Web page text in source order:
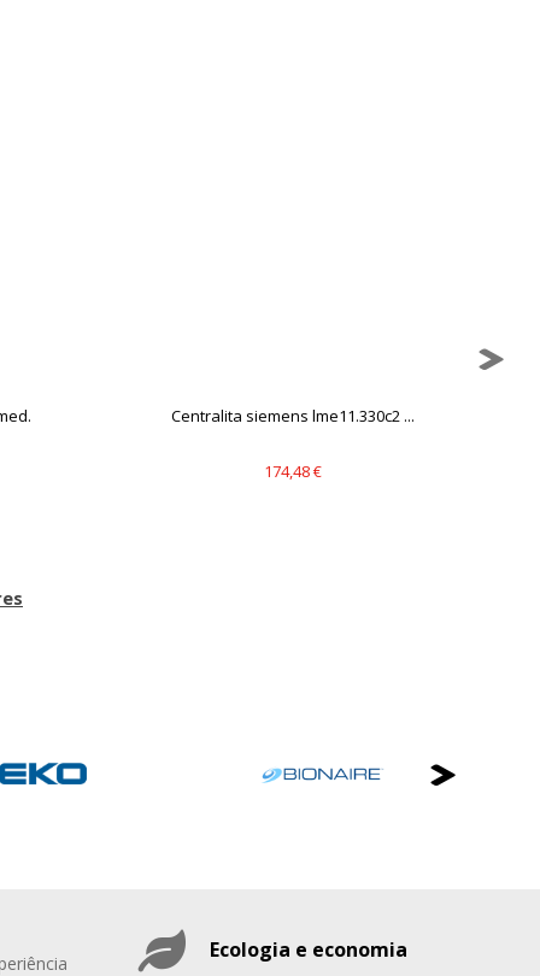
Centralita siemens lme11.330c2 ...
174,48 €
Ecologia e economia